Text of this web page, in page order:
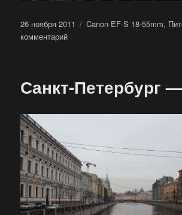
Опубликовано
26 ноября 2011 Метки
Canon EF-S 18-55mm,
комментарийк
—
собор
Санкт-Петербург